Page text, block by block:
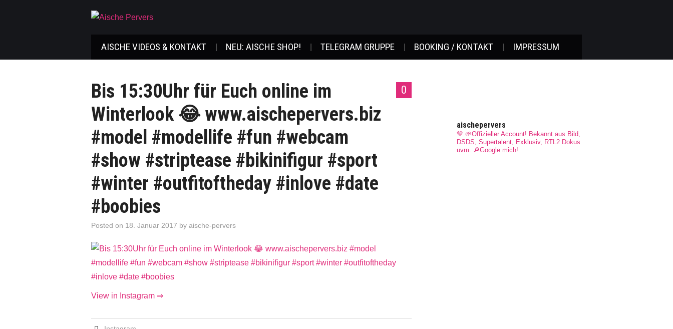
AISCHE VIDEOS & KONTAKT NEU: AISCHE SHOP! TELEGRAM GRUPPE BOOKING / KONTAKT IMPRESSUM
0
Bis 15:30Uhr für Euch online im
Winterlook 😂 www.aischepervers.biz
#model #modellife #fun #webcam
#show #striptease #bikinifigur #sport
#winter #outfitoftheday #inlove #date
#boobies
Posted on 18. Januar 2017 by aische-pervers
View in Instagram ⇒
aischepervers
💚 🌱Offizieller Account! Bekannt aus Bild,
DSDS, Supertalent, Exklusiv, RTL2 Dokus
uvm. 🔎Google mich!